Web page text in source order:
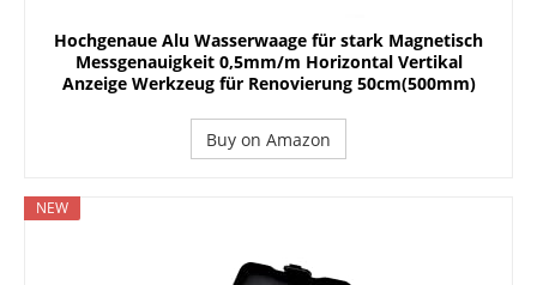
Hochgenaue Alu Wasserwaage für stark Magnetisch
Messgenauigkeit 0,5mm/m Horizontal Vertikal
Anzeige Werkzeug für Renovierung 50cm(500mm)
Buy on Amazon
NEW